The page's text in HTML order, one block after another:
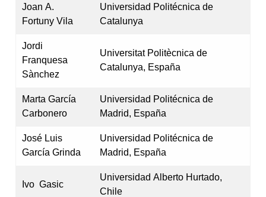
Joan A.
Fortuny Vila
Universidad Politécnica de
Catalunya
Jordi
Franquesa
Sànchez
Universitat Politècnica de
Catalunya, España
Marta García
Carbonero
Universidad Politécnica de
Madrid, España
José Luis
García Grinda
Universidad Politécnica de
Madrid, España
Ivo Gasic
Universidad Alberto Hurtado,
Chile